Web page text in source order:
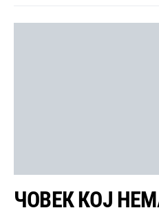
ЧОВЕК КОЈ